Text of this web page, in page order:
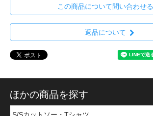
この商品について問い合わせる
返品について
ほかの商品を探す